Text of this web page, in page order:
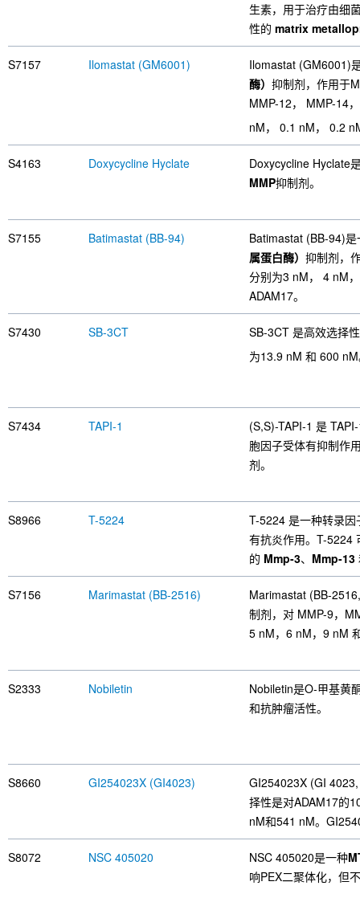
生素，用于治疗由细
性的 matrix
S7157 Ilomastat (GM6001)
Ilomastat (GM6001)
酶） 抑制剂，作用于
MMP-12， MMP-14
nM， 0.1 nM， 0.2
S4163 Doxycycline Hyclate
Doxycycline Hyclate
MMP抑制剂。
S7155 Batimastat (BB-94)
Batimastat (BB-94)
属蛋白酶） 抑制剂，
分别为3 nM， 4 nM
ADAM17。
S7430 SB-3CT
SB-3CT 是高效选择
为13.9 nM 和 600
S7434 TAPI-1
(S,S)-TAPI-1 是
胞因子受体有抑制作
剂。
S8966 T-5224
T-5224 是一种转录
有抗炎作用。T-5224
的 Mmp-3、 Mmp-13
S7156 Marimastat (BB-2516)
Marimastat (BB-
制剂，对 MMP-9，
5 nM，6 nM，9 nM
S2333 Nobiletin
Nobiletin是O-甲基黄
和抗肿瘤活性。
S8660 GI254023X (GI4023)
GI254023X (GI
择性是对ADAM17的
nM和541 nM。
S8072 NSC 405020 NSC 405020是一种
响PEX二聚体化，但